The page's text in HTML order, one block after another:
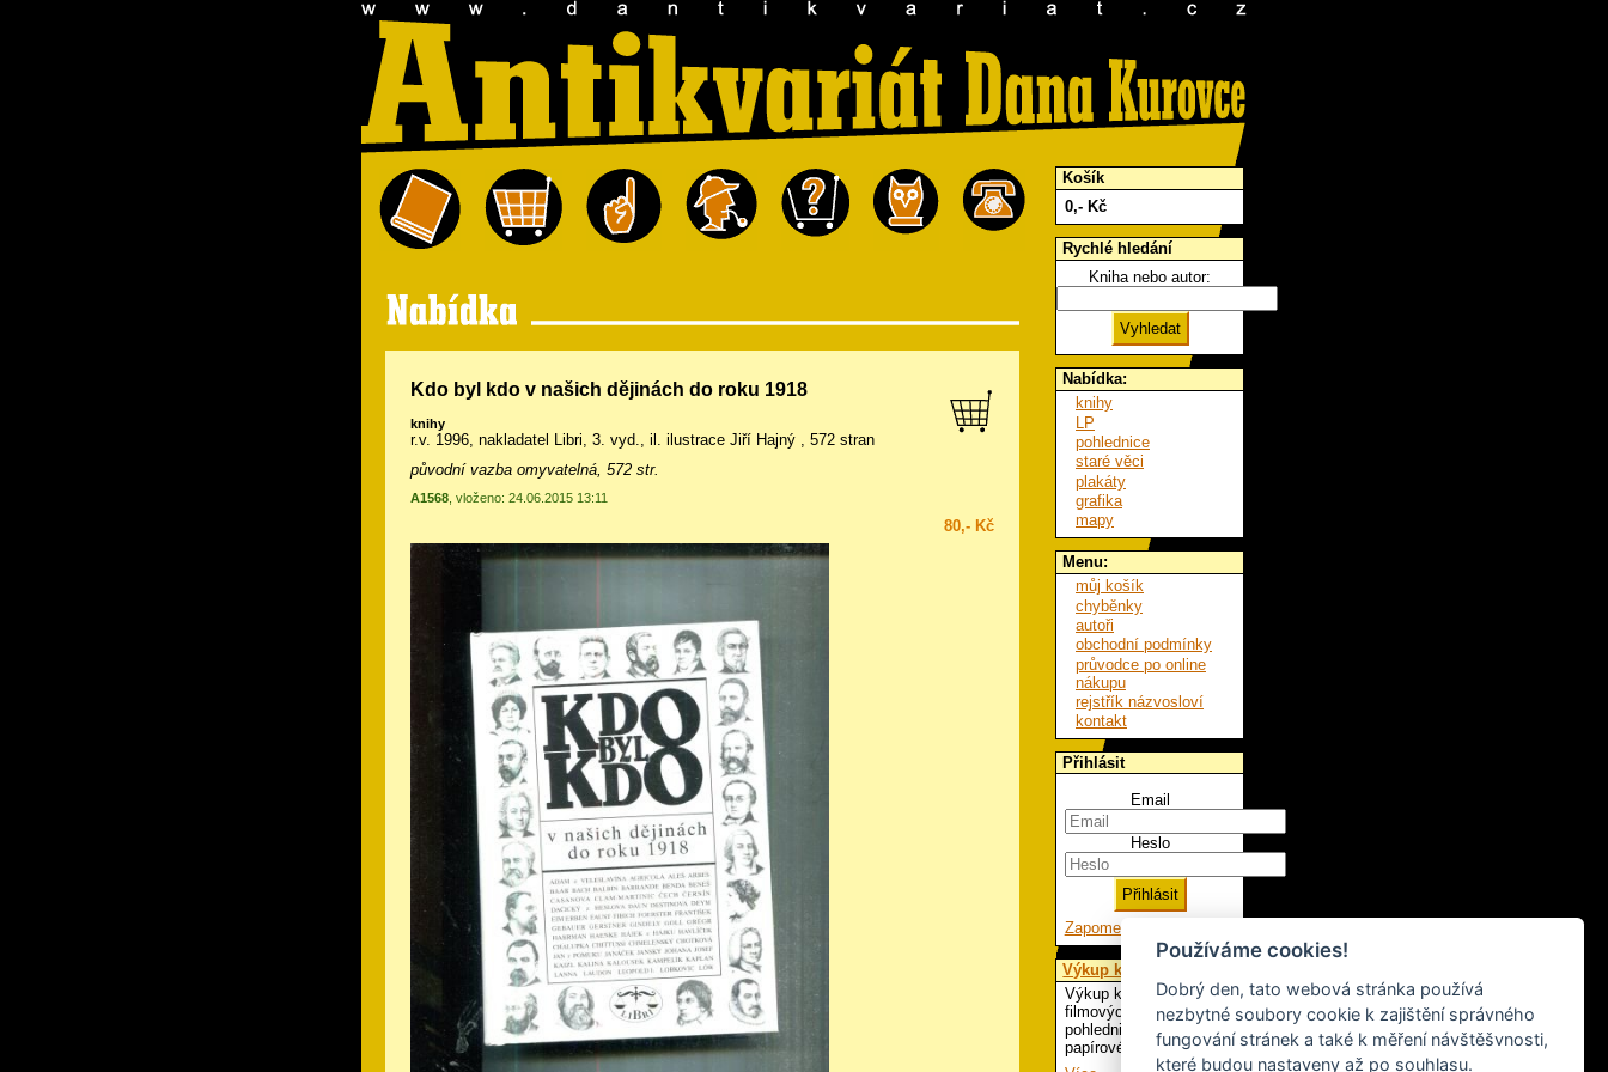
Kdo byl kdo v našich dějinách do roku 1918
knihy
r.v. 1996, nakladatel Libri, 3. vyd., il. ilustrace Jiří Hajný , 572 stran
původní vazba omyvatelná, 572 str.
A1568 , vloženo: 24.06.2015 13:11
80,- Kč
Košík
0,- Kč
Rychlé hledání
Kniha nebo autor:
Nabídka:
knihy
LP
pohlednice
staré věci
plakáty
grafika
mapy
Menu:
můj košík
chyběnky
autoři
obchodní podmínky
průvodce po online
nákupu
rejstřík názvosloví
kontakt
Přihlásit
Email
Heslo
Zapomenuté heslo
Výkup knih
Výkup knih, LP,
filmových plakátů,
pohlednic a ostatního
papírového artiklu.
Používáme cookies!
Dobrý den, tato webová stránka používá
nezbytné soubory cookie k zajištění správného
fungování stránek a také k měření návštěšvnosti,
které budou nastaveny až po souhlasu.